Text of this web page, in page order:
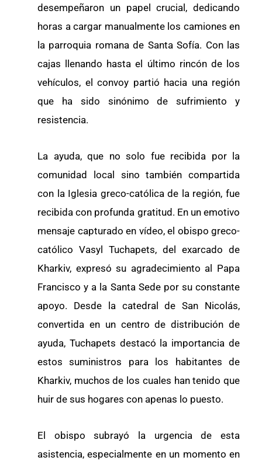
desempeñaron un papel crucial, dedicando
horas a cargar manualmente los camiones en
la parroquia romana de Santa Sofía. Con las
cajas llenando hasta el último rincón de los
vehículos, el convoy partió hacia una región
que ha sido sinónimo de sufrimiento y
resistencia.
La ayuda, que no solo fue recibida por la
comunidad local sino también compartida
con la Iglesia greco-católica de la región, fue
recibida con profunda gratitud. En un emotivo
mensaje capturado en vídeo, el obispo greco-
católico Vasyl Tuchapets, del exarcado de
Kharkiv, expresó su agradecimiento al Papa
Francisco y a la Santa Sede por su constante
apoyo. Desde la catedral de San Nicolás,
convertida en un centro de distribución de
ayuda, Tuchapets destacó la importancia de
estos suministros para los habitantes de
Kharkiv, muchos de los cuales han tenido que
huir de sus hogares con apenas lo puesto.
El obispo subrayó la urgencia de esta
asistencia, especialmente en un momento en